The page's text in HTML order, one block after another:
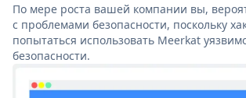
По мере роста вашей компании вы,
с проблемами безопасности, поскольку
попытаться использовать Meerkat
безопасности.